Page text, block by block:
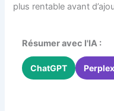
plus rentable avant
Résumer avec l'IA :
ChatGPT